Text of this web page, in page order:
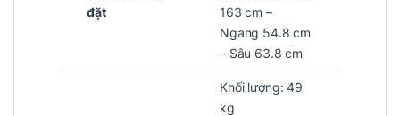
đặt
163 cm –
Ngang 54.8 cm
– Sâu 63.8 cm
Khối lượng: 49
kg